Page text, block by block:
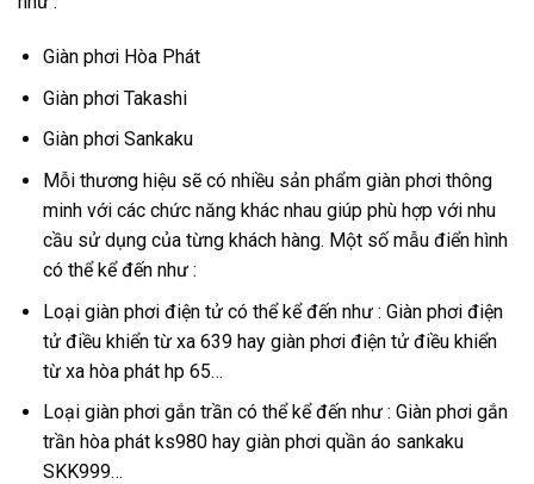
Giàn phơi Hòa Phát
Giàn phơi Takashi
Giàn phơi Sankaku
Mỗi thương hiệu sẽ có nhiều sản phẩm giàn phơi thông
minh với các chức năng khác nhau giúp phù hợp với nhu
cầu sử dụng của từng khách hàng. Một số mẫu điển hình
có thể kể đến như :
Loại giàn phơi điện tử có thể kể đến như : Giàn phơi điện
tử điều khiển từ xa 639 hay giàn phơi điện tử điều khiển
từ xa hòa phát hp 65…
Loại giàn phơi gắn trần có thể kể đến như : Giàn phơi gắn
trần hòa phát ks980 hay giàn phơi quần áo sankaku
SKK999…